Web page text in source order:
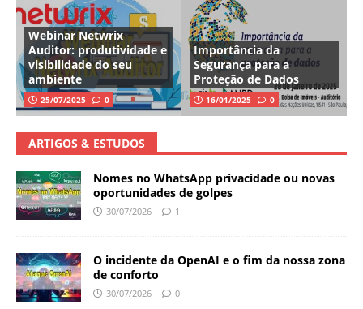
Webinar Netwrix
Auditor: produtividade e
visibilidade do seu
ambiente
25/07/2025 0
Importância da
Segurança para a
Proteção de Dados
16/01/2025 0
ARTIGOS & ESTUDOS
Nomes no WhatsApp privacidade ou novas
oportunidades de golpes
30/07/2026 1
O incidente da OpenAI e o fim da nossa zona
de conforto
30/07/2026 0